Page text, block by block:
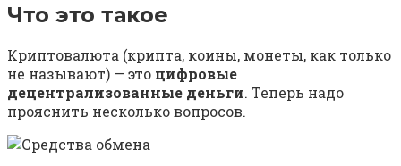
Что это такое
Криптовалюта (крипта, коины, монеты, как только
не называют) — это цифровые
децентрализованные деньги. Теперь надо
прояснить несколько вопросов.